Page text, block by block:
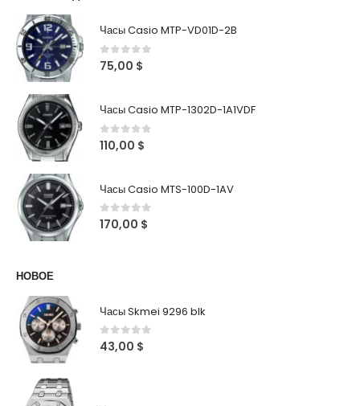
Часы Casio MTP-VD01D-2B
0out of 5
75,00 $
Часы Casio MTP-1302D-1A1VDF
0out of 5
110,00 $
Часы Casio MTS-100D-1AV
0out of 5
170,00 $
НОВОЕ
Часы Skmei 9296 blk
0 out of 5
43,00 $